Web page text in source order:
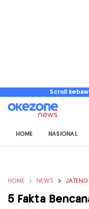
Scroll
HOME NASIONAL
HOME NEWS JATENG
5 Fakta